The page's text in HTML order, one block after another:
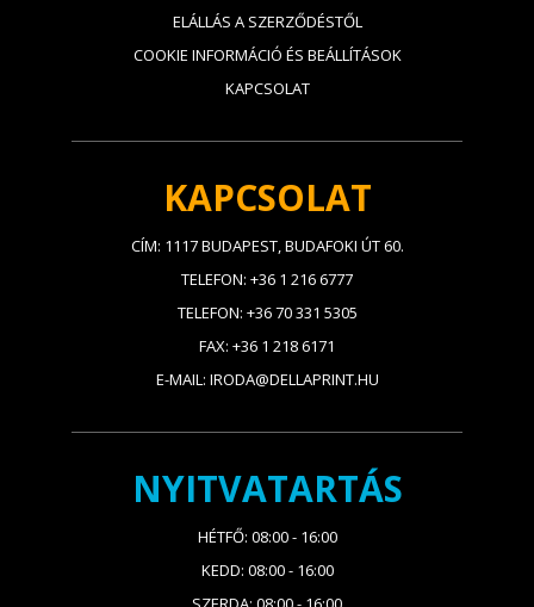
ELÁLLÁS A SZERZŐDÉSTŐL
COOKIE INFORMÁCIÓ ÉS BEÁLLÍTÁSOK
KAPCSOLAT
KAPCSOLAT
CÍM: 1117 BUDAPEST, BUDAFOKI ÚT 60.
TELEFON: +36 1 216 6777
TELEFON: +36 70 331 5305
FAX: +36 1 218 6171
E-MAIL: IRODA@DELLAPRINT.HU
NYITVATARTÁS
HÉTFŐ: 08:00 - 16:00
KEDD: 08:00 - 16:00